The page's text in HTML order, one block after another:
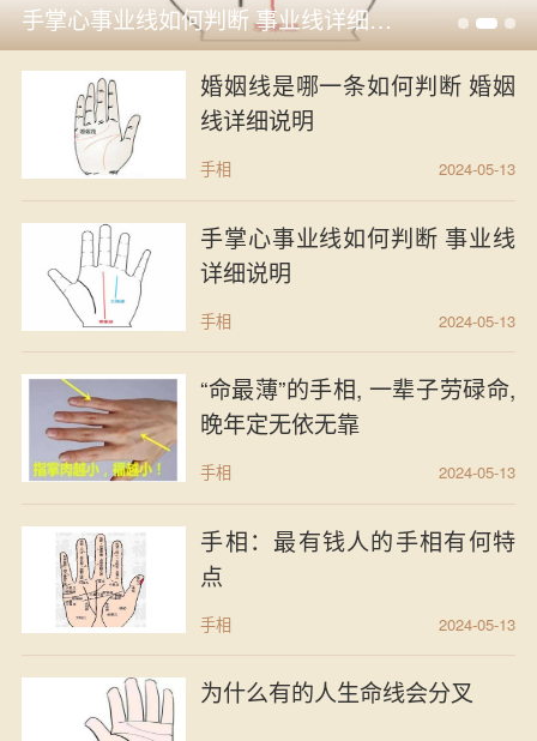
手掌心事业线如何判断 事业线详细说明
婚姻线是哪一条如何判断 婚姻
线详细说明
手相 2024-05-13
手掌心事业线如何判断 事业线
详细说明
手相 2024-05-13
“命最薄”的手相, 一辈子劳碌命,
晚年定无依无靠
手相 2024-05-13
手相：最有钱人的手相有何特
点
手相 2024-05-13
为什么有的人生命线会分叉